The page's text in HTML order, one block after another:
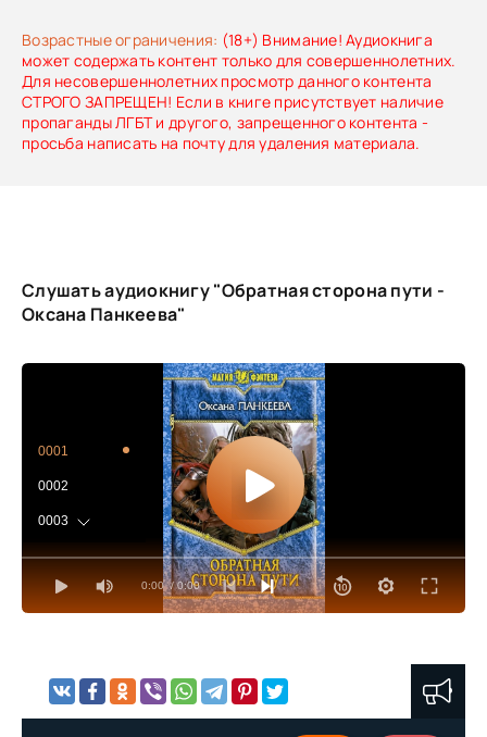
Возрастные ограничения: (18+) Внимание! Аудиокнига
может содержать контент только для совершеннолетних.
Для несовершеннолетних просмотр данного контента
СТРОГО ЗАПРЕЩЕН! Если в книге присутствует наличие
пропаганды ЛГБТ и другого, запрещенного контента -
просьба написать на почту для удаления материала.
Слушать аудиокнигу "Обратная сторона пути -
Оксана Панкеева"
0:00 / 0:00
0001
0002
0003
0004
0005
0008